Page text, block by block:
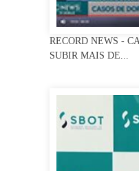
RECORD NEWS -
SUBIR MAIS DE...